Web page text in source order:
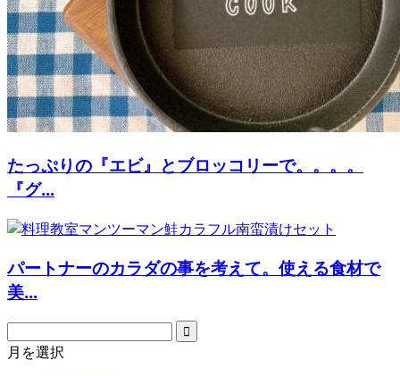
たっぷりの『エビ』とブロッコリーで。。。。
『グ...
パートナーのカラダの事を考えて。使える食材で
美...
月を選択